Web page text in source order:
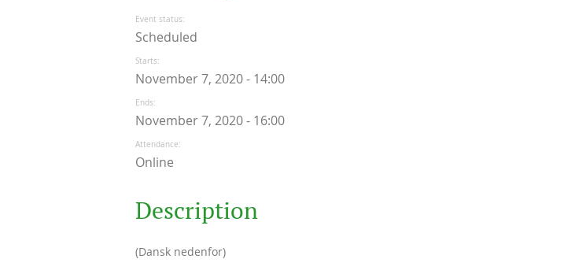
Event status
Scheduled
Starts
November 7, 2020 - 14:00
Ends
November 7, 2020 - 16:00
Attendance
Online
Description
(Dansk nedenfor)